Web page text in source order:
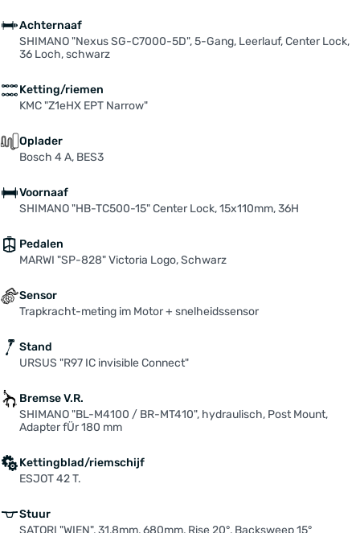
Achternaaf
SHIMANO "Nexus SG-C7000-5D", 5-Gang, Leerlauf, Center Lock,
36 Loch, schwarz
Ketting/riemen
KMC "Z1eHX EPT Narrow"
Oplader
Bosch 4 A, BES3
Voornaaf
SHIMANO "HB-TC500-15" Center Lock, 15x110mm, 36H
Pedalen
MARWI "SP-828" Victoria Logo, Schwarz
Sensor
Trapkracht-meting im Motor + snelheidssensor
Stand
URSUS "R97 IC invisible Connect"
Bremse V.R.
SHIMANO "BL-M4100 / BR-MT410", hydraulisch, Post Mount,
Adapter fÜr 180 mm
Kettingblad/riemschijf
ESJOT 42 T.
Stuur
SATORI "WIEN", 31,8mm, 680mm, Rise 20°, Backsweep 15°